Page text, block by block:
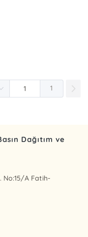
1
Dağıtım ve
No:15/A Fatih-